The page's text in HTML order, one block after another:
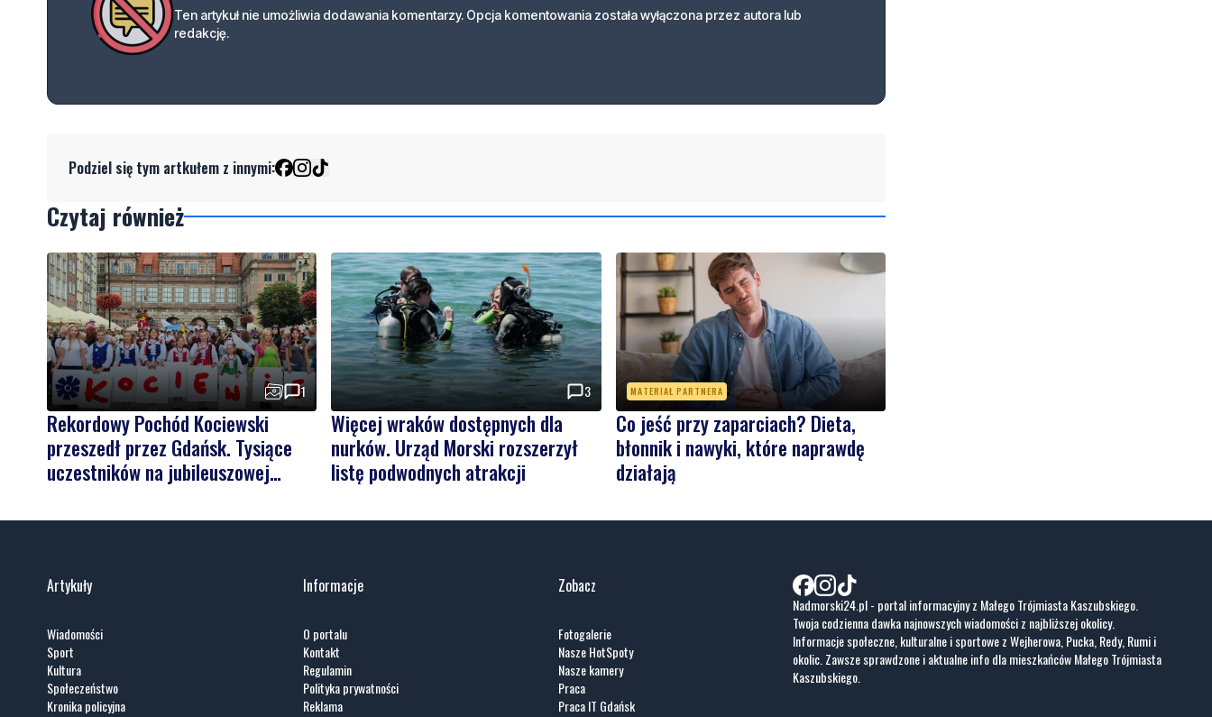
Ten artykuł nie umożliwia dodawania komentarzy. Opcja komentowania została wyłączona przez autora lub
redakcję.
Podziel się tym artkułem z innymi:
Czytaj również
1
Rekordowy Pochód Kociewski
przeszedł przez Gdańsk. Tysiące
uczestników na jubileuszowej
3
Więcej wraków dostępnych dla
nurków. Urząd Morski rozszerzył
listę podwodnych atrakcji
MATERIAŁ PARTNERA
Co jeść przy zaparciach? Dieta,
błonnik i nawyki, które naprawdę
działają
Artykuły
Wiadomości
Sport
Kultura
Społeczeństwo
Kronika policyjna
Informacje
O portalu
Kontakt
Regulamin
Polityka prywatności
Reklama
Zobacz
Fotogalerie
Nasze HotSpoty
Nasze kamery
Praca
Praca IT Gdańsk
Nadmorski24.pl - portal informacyjny z Małego Trójmiasta Kaszubskiego.
Twoja codzienna dawka najnowszych wiadomości z najbliższej okolicy.
Informacje społeczne, kulturalne i sportowe z Wejherowa, Pucka, Redy, Rumi i
okolic. Zawsze sprawdzone i aktualne info dla mieszkańców Małego Trójmiasta
Kaszubskiego.